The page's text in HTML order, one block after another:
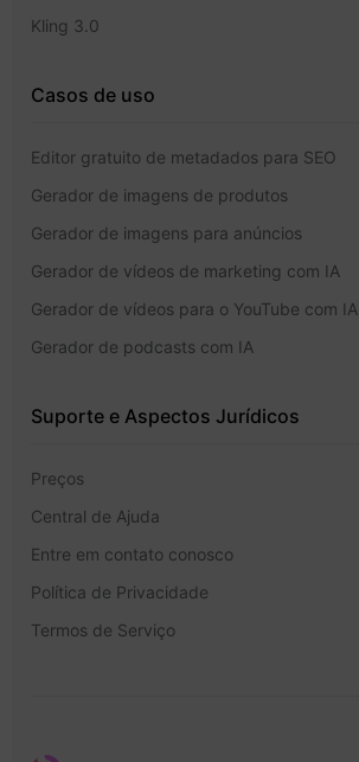
Kling 3.0
Casos de uso
Editor gratuito de metadados para SEO
Gerador de imagens de produtos
Gerador de imagens para anúncios
Gerador de vídeos de marketing com IA
Gerador de vídeos para o YouTube com IA
Gerador de podcasts com IA
Suporte e Aspectos Jurídicos
Preços
Central de Ajuda
Entre em contato conosco
Política de Privacidade
Termos de Serviço